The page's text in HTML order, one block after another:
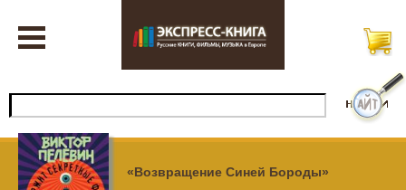
«Возвращение Синей Бороды»